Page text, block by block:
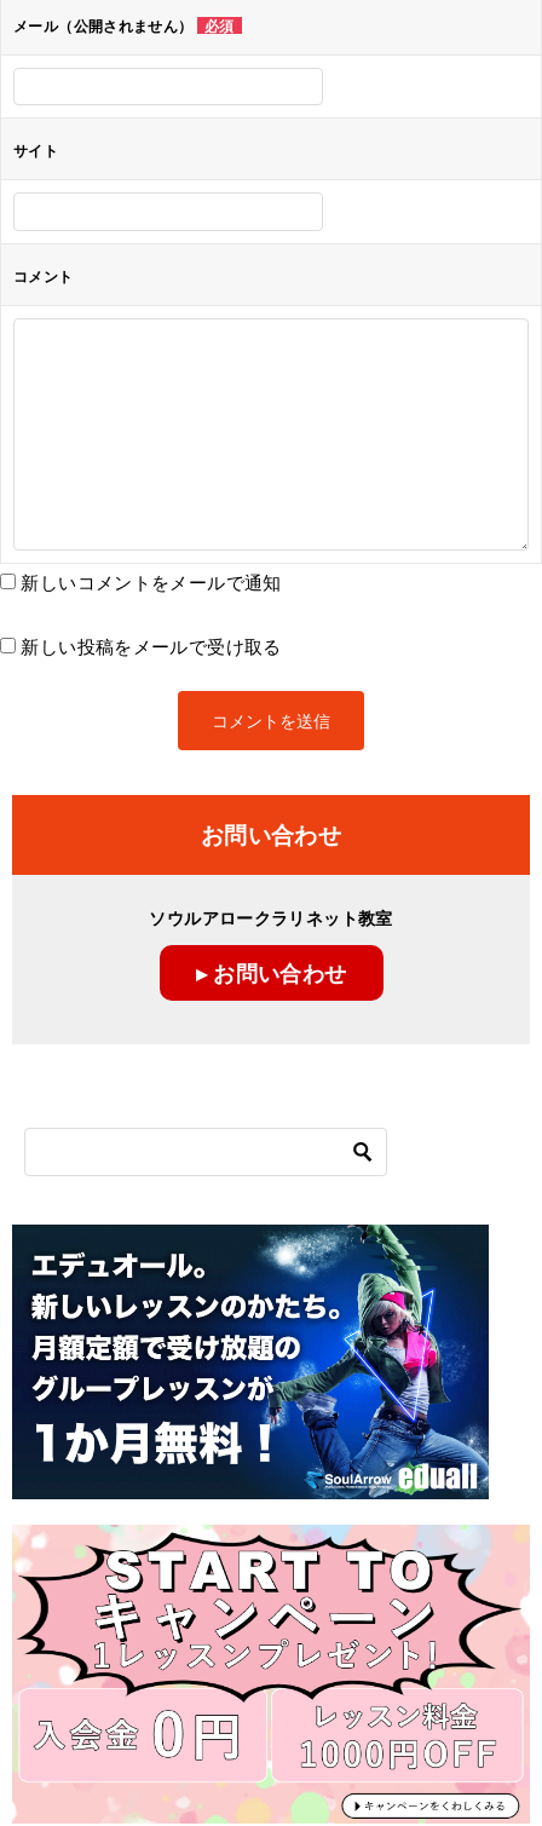
ョ
ン
メール（公開されません） 必須
サイト
コメント
新しいコメントをメールで通知
新しい投稿をメールで受け取る
お問い合わせ
ソウルアロークラリネット教室
▸ お問い合わせ